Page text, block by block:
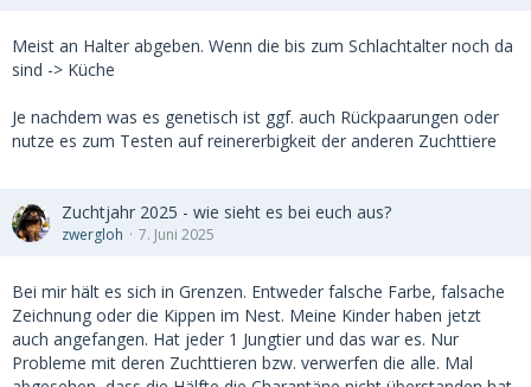
Meist an Halter abgeben. Wenn die bis zum Schlachtalter noch da
sind -> Küche
Je nachdem was es genetisch ist ggf. auch Rückpaarungen oder
nutze es zum Testen auf reinererbigkeit der anderen Zuchttiere
Zuchtjahr 2025 - wie sieht es bei euch aus?
zwergloh 7. Juni 2025
Bei mir hält es sich in Grenzen. Entweder falsche Farbe, falsache
Zeichnung oder die Kippen im Nest. Meine Kinder haben jetzt
auch angefangen. Hat jeder 1 Jungtier und das war es. Nur
Probleme mit deren Zuchttieren bzw. verwerfen die alle. Mal